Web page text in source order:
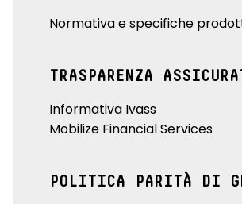
Normativa e specifiche
TRASPARENZA
Informativa Ivass
Mobilize Financial Services
POLITICA PARITÀ DI